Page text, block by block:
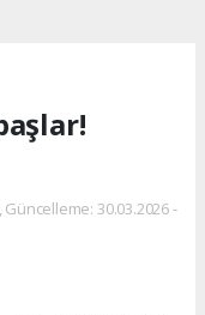
30.03.2026 -